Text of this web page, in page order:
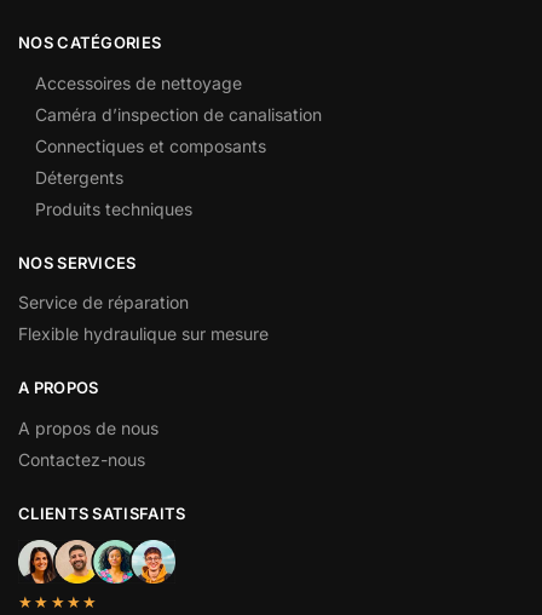
NOS CATÉGORIES
Accessoires de nettoyage
Caméra d’inspection de canalisation
Connectiques et composants
Détergents
Produits techniques
NOS SERVICES
Service de réparation
Flexible hydraulique sur mesure
A PROPOS
A propos de nous
Contactez-nous
CLIENTS SATISFAITS
★★★★★